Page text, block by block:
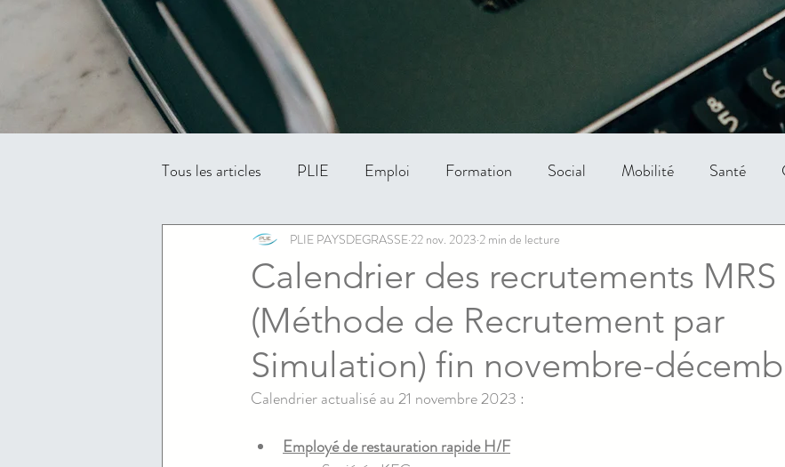
Tous les articles PLIE Emploi Formation Social Mobilité Santé
emploi
Calendrier des recrutements MRS
(Méthode de Recrutement par
Simulation) fin novembre-
PLIE PAYSDEGRASSE 22 nov. 2023 2 min de lecture
Calendrier actualisé au 21 novembre 2023 :
Employé de restauration rapide H/F